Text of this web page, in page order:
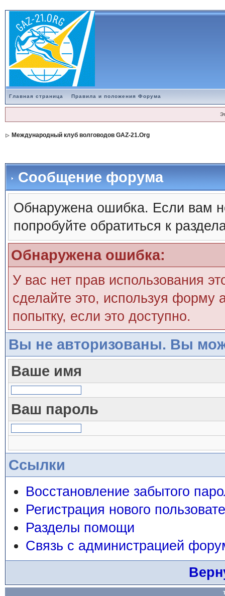
Главная страница Правила и положения Форума
Международный клуб волговодов GAZ-21.Org
Сообщение форума
Обнаружена ошибка. Если вам
попробуйте обратиться к
Обнаружена ошибка:
У вас нет прав использования
сделайте это, используя форму
попытку, если это доступно.
Вы не авторизованы. Вы
Ваше имя
Ваш пароль
Ссылки
Восстановление забытого
Регистрация нового
Разделы помощи
Связь с администрацией